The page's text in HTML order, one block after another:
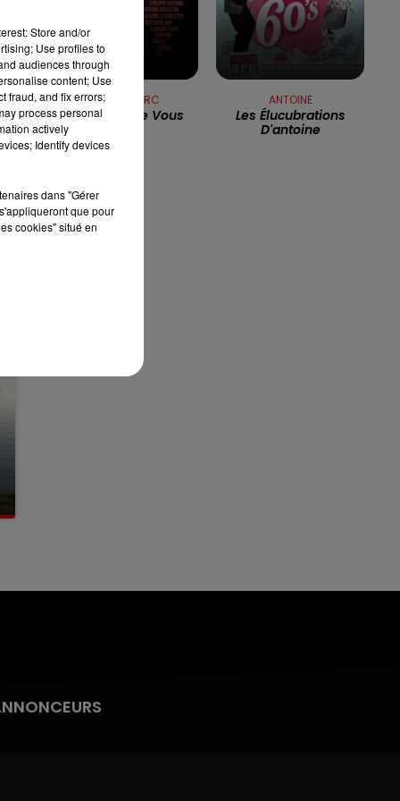
7h00 - 10h00
RDL WEEK-END
JULIEN CLERC
Femmes...je Vous
ANTOINE
Les Élucubrations
D'antoine
Store and/or
Use profiles to
audiences through
content; Use
fraud, and fix errors;
process personal
actively
Identify devices
dans "Gérer
que pour
cookies" situé en